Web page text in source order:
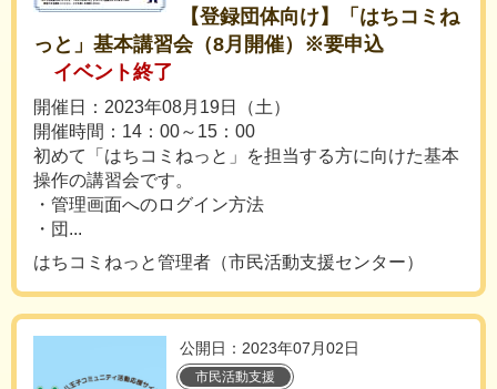
【登録団体向け】「はちコミね
っと」基本講習会（8月開催）※要申込
イベント終了
開催日：2023年08月19日（土）
開催時間：14：00～15：00
初めて「はちコミねっと」を担当する方に向けた基本
操作の講習会です。
・管理画面へのログイン方法
・団...
はちコミねっと管理者（市民活動支援センター）
公開日：2023年07月02日
市民活動支援